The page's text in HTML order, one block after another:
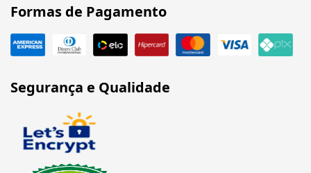
Formas de Pagamento
Segurança e Qualidade